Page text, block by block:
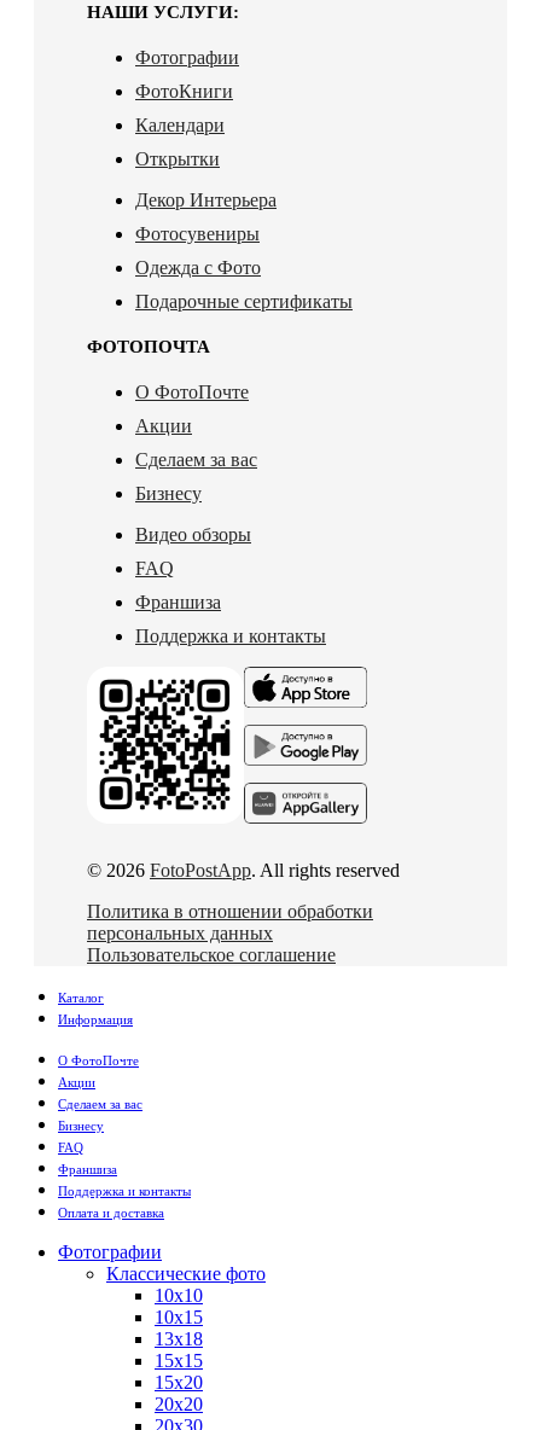
НАШИ УСЛУГИ:
Фотографии
ФотоКниги
Календари
Открытки
Декор Интерьера
Фотосувениры
Одежда с Фото
Подарочные сертификаты
ФОТОПОЧТА
О ФотоПочте
Акции
Сделаем за вас
Бизнесу
Видео обзоры
FAQ
Франшиза
Поддержка и контакты
© 2026 FotoPostApp. All rights reserved
Политика в отношении обработки
персональных данных
Пользовательское соглашение
Каталог
Информация
О ФотоПочте
Акции
Сделаем за вас
Бизнесу
FAQ
Франшиза
Поддержка и контакты
Оплата и доставка
Фотографии
Классические фото
10х10
10х15
13х18
15х15
15х20
20х20
20х30